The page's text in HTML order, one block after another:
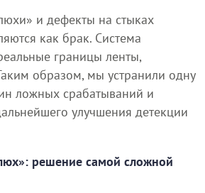
и дефекты на стыках
как брак. Система
границы ленты,
образом, мы устранили одну
ложных срабатываний и
улучшения детекции
решение самой сложной